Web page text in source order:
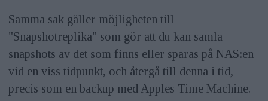
Samma sak gäller möjligheten till
"Snapshotreplika" som gör att du kan samla
snapshots av det som finns eller sparas på NAS:en
vid en viss tidpunkt, och återgå till denna i tid,
precis som en backup med Apples Time Machine.